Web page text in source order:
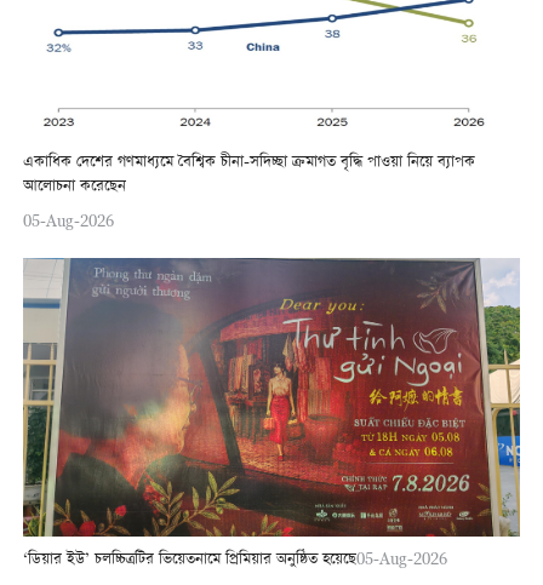
একাধিক দেশের গণমাধ্যমে বৈশ্বিক চীনা-সদিচ্ছা ক্রমাগত বৃদ্ধি পাওয়া নিয়ে ব্যাপক
আলোচনা করেছেন
05-Aug-2026
‘ডিয়ার ইউ’ চলচ্চিত্রটির ভিয়েতনামে প্রিমিয়ার অনুষ্ঠিত হয়েছে05-Aug-2026